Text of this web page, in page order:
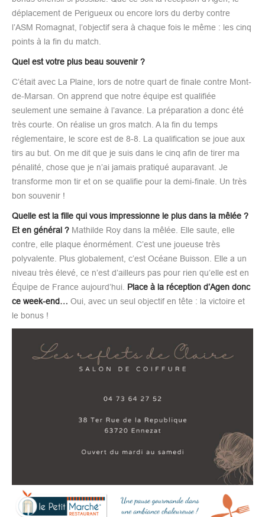
déplacement de Perigueux ou encore lors du derby contre
l’ASM Romagnat, l’objectif sera à chaque fois le même : les cinq
points à la fin du match.
Quel est votre plus beau souvenir ?
C’était avec La Plaine, lors de notre quart de finale contre Mont-
de-Marsan. On apprend que notre équipe est qualifiée
seulement une semaine à l’avance. La préparation a donc été
très courte. On réalise un gros match. A la fin du temps
réglementaire, le score est de 8-8. La qualification se joue aux
tirs au but. On me dit que je suis dans le cinq afin de tirer ma
pénalité, chose que je n’ai jamais pratiqué auparavant. Je
transforme mon tir et on se qualifie pour la demi-finale. Un très
bon souvenir !
Quelle est la fille qui vous impressionne le plus dans la mêlée ?
Et en général ? Mathilde Roy dans la mêlée. Elle saute, elle
contre, elle plaque énormément. C’est une joueuse très
polyvalente. Plus globalement, c’est Océane Buisson. Elle a un
niveau très élevé, ce n’est d’ailleurs pas pour rien qu’elle est en
Équipe de France aujourd’hui. Place à la réception d’Agen donc
ce week-end… Oui, avec un seul objectif en tête : la victoire et
le bonus !